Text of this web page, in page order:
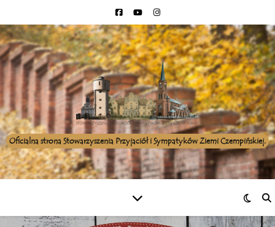
Oficialna strona Stowarzyszenia Przyjaciół i Sympatyków Ziemi Czempińskiej.